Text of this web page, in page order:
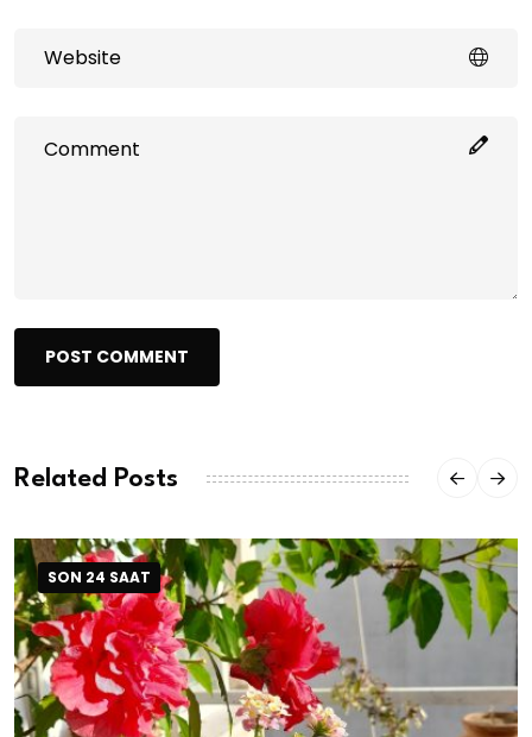
POST COMMENT
Related Posts
SON 24 SAAT